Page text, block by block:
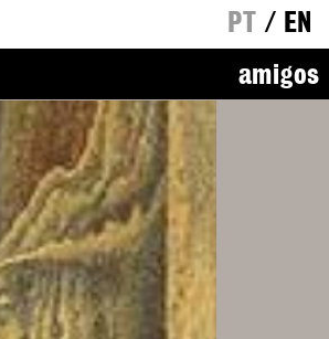
PT / EN
amigos